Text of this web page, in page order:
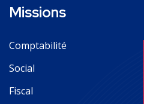
Missions
Comptabilité
Social
Fiscal